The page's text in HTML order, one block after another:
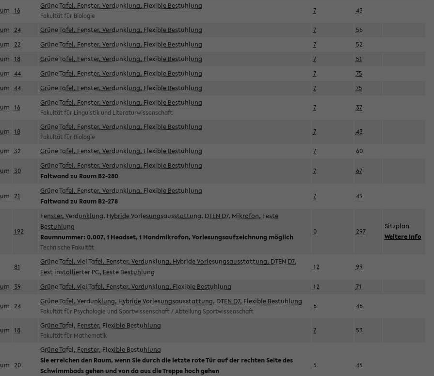
16
Grüne Tafel, Fenster, Verdunklung, Flexible Bestuhlung
Fakultät für Biologie
7 43
24 Grüne Tafel, Fenster, Verdunklung, Flexible Bestuhlung 7
56
22 Grüne Tafel, Fenster, Verdunklung, Flexible Bestuhlung 7
52
18 Grüne Tafel, Fenster, Verdunklung, Flexible Bestuhlung 7
51
44 Grüne Tafel, Fenster, Verdunklung, Flexible Bestuhlung 7
75
44 Grüne Tafel, Fenster, Verdunklung, Flexible Bestuhlung 7 75
16
Grüne Tafel, Fenster, Verdunklung, Flexible Bestuhlung
Fakultät für Linguistik und Literaturwissenschaft
7 37
18
Grüne Tafel, Fenster, Verdunklung, Flexible Bestuhlung
Fakultät für Biologie
7 43
32 Grüne Tafel, Fenster, Verdunklung, Flexible Bestuhlung 7 60
30
Grüne Tafel, Fenster, Verdunklung, Flexible Bestuhlung
Faltwand zu Raum B2-280
7 67
21
Grüne Tafel, Fenster, Verdunklung, Flexible Bestuhlung
Faltwand zu Raum B2-278
7 49
192
Fenster, Verdunklung, Hybride Vorlesungsausstattung, DTEN D7, Mikrofon, Feste
Bestuhlung
Raumnummer: 0.007, 1 Headset, 1 Handmikrofon, Vorlesungsaufzeichnung möglich
Technische Fakultät
0 297
Sitzplan
Weitere Info
81
Grüne Tafel, viel Tafel, Fenster, Verdunklung, Hybride Vorlesungsausstattung, DTEN D7,
Fest installierter PC, Feste Bestuhlung
12 99
39 Grüne Tafel, viel Tafel, Fenster, Verdunklung, Flexible Bestuhlung 12 71
24
Grüne Tafel, Verdunklung, Hybride Vorlesungsausstattung, DTEN D7, Flexible Bestuhlung
Fakultät für Psychologie und Sportwissenschaft / Abteilung Sportwissenschaft
6 46
18
Grüne Tafel, Fenster, Flexible Bestuhlung
Fakultät für Mathematik
7 53
20
Grüne Tafel, Fenster, Flexible Bestuhlung
Sie erreichen den Raum, wenn Sie durch die letzte rote Tür auf der rechten Seite des
Schwimmbads gehen und von da aus die Treppe hoch gehen
5 45